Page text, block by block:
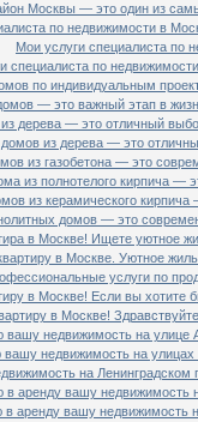
Москвы — это один из
по недвижимости в
Мои услуги специалиста по
специалиста по
по индивидуальным
— это важный этап в
дерева — это отличный
из дерева — это
из газобетона — это
из полнотелого кирпича —
из керамического
домов — это
в Москве! Ищете уютное
в Москве. Уютное
услуги по
в Москве! Если вы хотите
в Москве!
недвижимость на улице
недвижимость на
на Ленинградском
аренду вашу недвижимость
аренду вашу недвижимость